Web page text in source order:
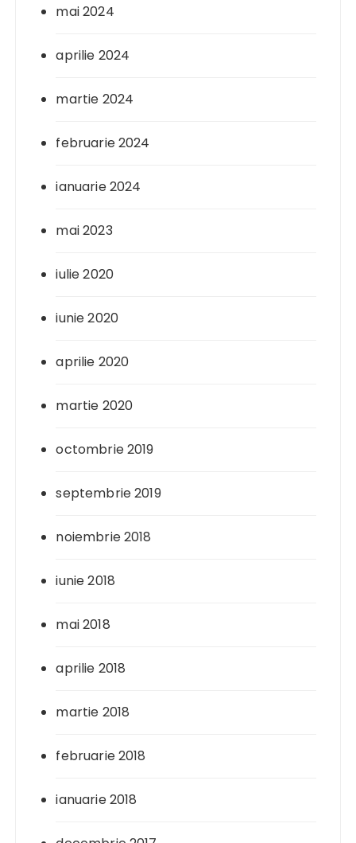
mai 2024
aprilie 2024
martie 2024
februarie 2024
ianuarie 2024
mai 2023
iulie 2020
iunie 2020
aprilie 2020
martie 2020
octombrie 2019
septembrie 2019
noiembrie 2018
iunie 2018
mai 2018
aprilie 2018
martie 2018
februarie 2018
ianuarie 2018